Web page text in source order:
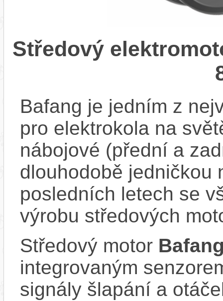
Středový
Bafang je jedním z
pro elektrokola na
nábojové (přední a
dlouhodobě jedničkou
posledních letech se
výrobu středových
Středový motor
integrovaným
signály šlapání a